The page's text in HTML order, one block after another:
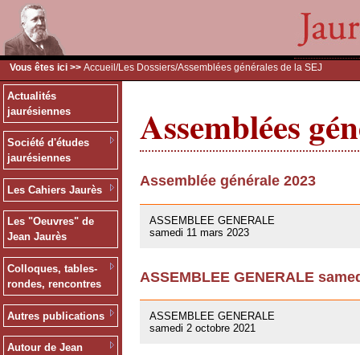
Vous êtes ici >> Accueil /Les Dossiers/Assemblées générales de la SEJ
Actualités
jaurésiennes
Société d'études
jaurésiennes
Les Cahiers Jaurès
Les "Oeuvres" de
Jean Jaurès
Colloques, tables-
rondes, rencontres
Autres publications
Autour de Jean
Assemblées
Assemblée générale 2023
ASSEMBLEE GENERALE
samedi 11 mars 2023
ASSEMBLEE GENERALE
ASSEMBLEE GENERALE
samedi 2 octobre 2021